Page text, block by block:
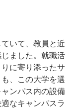
いて、教員と近
ました。就職活
に寄り添ったサ
、この大学を選
ンパス内の設備
なキャンパスラ